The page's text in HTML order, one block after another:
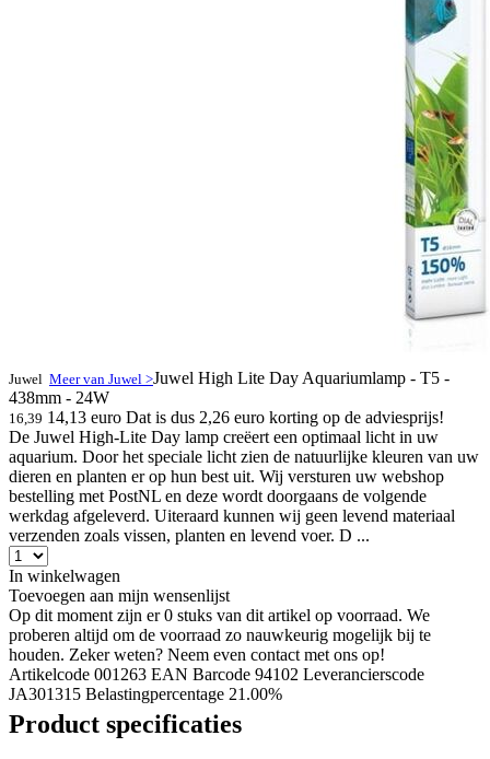
Juwel Meer van Juwel >Juwel High Lite Day Aquariumlamp - T5 -
438mm - 24W
16,39 14,13 euro Dat is dus 2,26 euro korting op de adviesprijs!
De Juwel High-Lite Day lamp creëert een optimaal licht in uw
aquarium. Door het speciale licht zien de natuurlijke kleuren van uw
dieren en planten er op hun best uit. Wij versturen uw webshop
bestelling met PostNL en deze wordt doorgaans de volgende
werkdag afgeleverd. Uiteraard kunnen wij geen levend materiaal
verzenden zoals vissen, planten en levend voer. D ...
In winkelwagen
Toevoegen aan mijn wensenlijst
Op dit moment zijn er 0 stuks van dit artikel op voorraad. We
proberen altijd om de voorraad zo nauwkeurig mogelijk bij te
houden. Zeker weten? Neem even contact met ons op!
Artikelcode 001263 EAN Barcode 94102 Leverancierscode
JA301315 Belastingpercentage 21.00%
Product specificaties